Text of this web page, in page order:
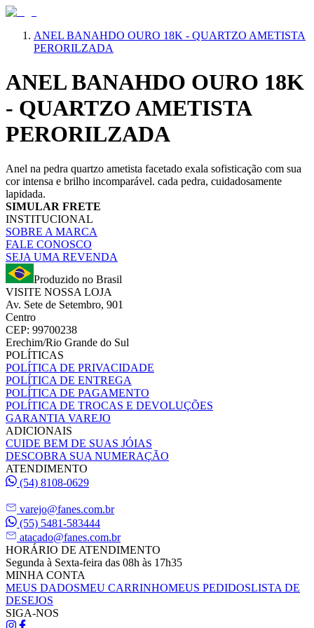
ANEL BANAHDO OURO 18K - QUARTZO AMETISTA
PERORILZADA
ANEL BANAHDO OURO 18K
- QUARTZO AMETISTA
PERORILZADA
Anel na pedra quartzo ametista facetado exala sofisticação com sua
cor intensa e brilho incomparável. cada pedra, cuidadosamente
lapidada.
SIMULAR FRETE
INSTITUCIONAL
SOBRE A MARCA
FALE CONOSCO
SEJA UMA REVENDA
Produzido no Brasil
VISITE NOSSA LOJA
Av. Sete de Setembro, 901
Centro
CEP: 99700238
Erechim/Rio Grande do Sul
POLÍTICAS
POLÍTICA DE PRIVACIDADE
POLÍTICA DE ENTREGA
POLÍTICA DE PAGAMENTO
POLÍTICA DE TROCAS E DEVOLUÇÕES
GARANTIA VAREJO
ADICIONAIS
CUIDE BEM DE SUAS JÓIAS
DESCOBRA SUA NUMERAÇÃO
ATENDIMENTO
(54) 8108-0629
varejo@fanes.com.br
(55) 5481-583444
atacado@fanes.com.br
HORÁRIO DE ATENDIMENTO
Segunda à Sexta-feira das 08h às 17h35
MINHA CONTA
MEUS DADOSMEU CARRINHOMEUS PEDIDOSLISTA DE
DESEJOS
SIGA-NOS